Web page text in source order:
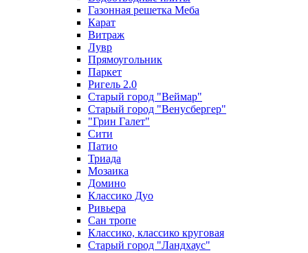
Газонная решетка Меба
Карат
Витраж
Лувр
Прямоугольник
Паркет
Ригель 2.0
Старый город "Веймар"
Старый город "Венусбергер"
"Грин Галет"
Сити
Патио
Триада
Мозаика
Домино
Классико Дуо
Ривьера
Сан тропе
Классико, классико круговая
Старый город "Ландхаус"